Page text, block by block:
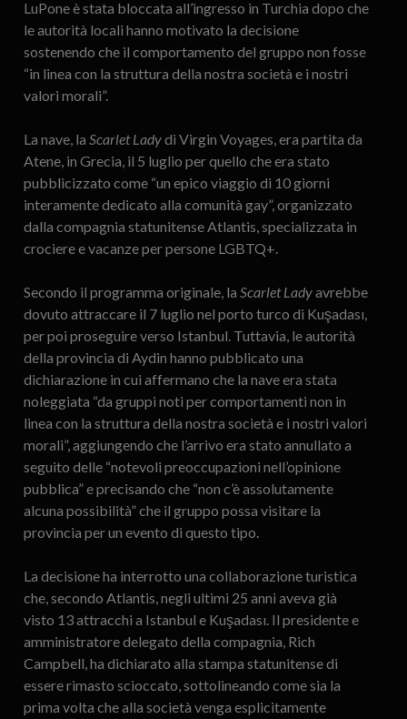
LuPone è stata bloccata all’ingresso in Turchia dopo che
le autorità locali hanno motivato la decisione
sostenendo che il comportamento del gruppo non fosse
“in linea con la struttura della nostra società e i nostri
valori morali”.
La nave, la Scarlet Ladydi Virgin Voyages, era partita da
Atene, in Grecia, il 5 luglio per quello che era stato
pubblicizzato come “un epico viaggio di 10 giorni
interamente dedicato alla comunità gay”, organizzato
dalla compagnia statunitense Atlantis, specializzata in
crociere e vacanze per persone LGBTQ+.
Secondo il programma originale, la Scarlet Ladyavrebbe
dovuto attraccare il 7 luglio nel porto turco di Kuşadası,
per poi proseguire verso Istanbul. Tuttavia, le autorità
della provincia di Aydin hanno pubblicato una
dichiarazione in cui affermano che la nave era stata
noleggiata “da gruppi noti per comportamenti non in
linea con la struttura della nostra società e i nostri valori
morali”, aggiungendo che l’arrivo era stato annullato a
seguito delle “notevoli preoccupazioni nell’opinione
pubblica” e precisando che “non c’è assolutamente
alcuna possibilità” che il gruppo possa visitare la
provincia per un evento di questo tipo.
La decisione ha interrotto una collaborazione turistica
che, secondo Atlantis, negli ultimi 25 anni aveva già
visto 13 attracchi a Istanbul e Kuşadası. Il presidente e
amministratore delegato della compagnia, Rich
Campbell, ha dichiarato alla stampa statunitense di
essere rimasto scioccato, sottolineando come sia la
prima volta che alla società venga esplicitamente